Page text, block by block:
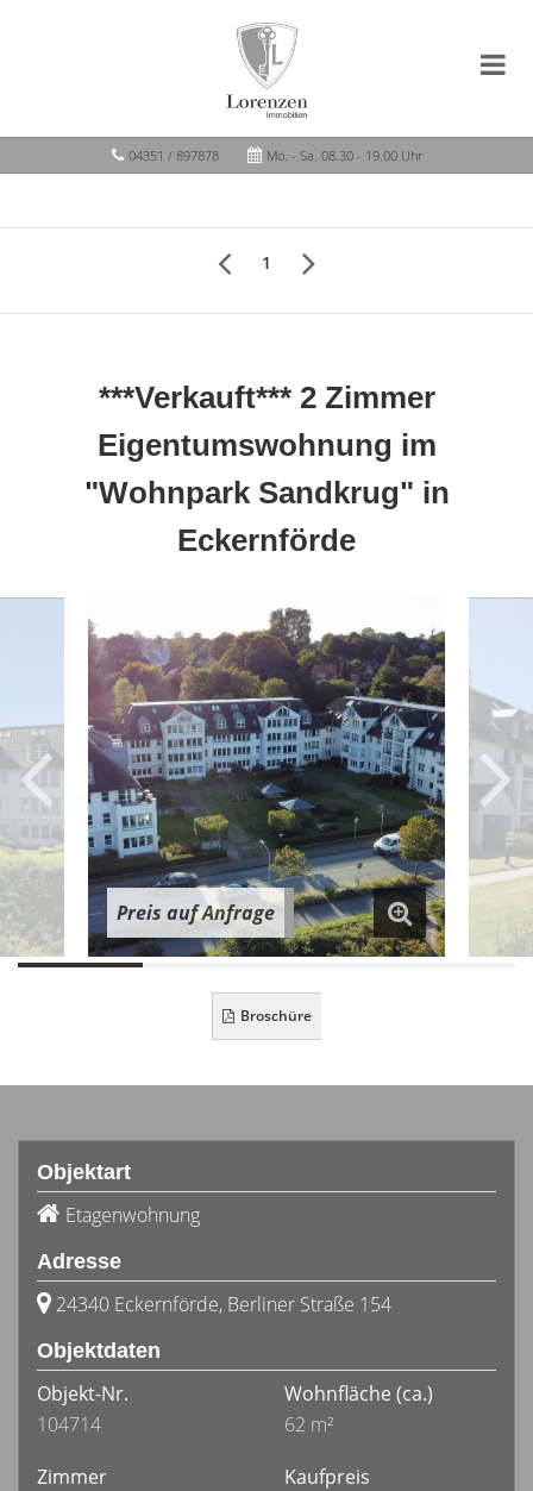
04351 / 897878 Mo. - Sa. 08.30 - 19.00 Uhr
1
***Verkauft*** 2 Zimmer
Eigentumswohnung im
"Wohnpark Sandkrug" in
Eckernförde
Preis auf Anfrage
Broschüre
Objektart
Etagenwohnung
Adresse
24340 Eckernförde, Berliner Straße 154
Objektdaten
Objekt-Nr.
104714
Wohnfläche (ca.)
62 m²
Zimmer
Kaufpreis